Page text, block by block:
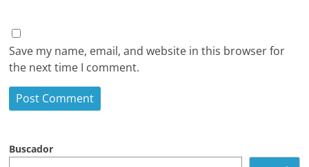
Save my name, email, and website in this browser for
the next time I comment.
Buscador